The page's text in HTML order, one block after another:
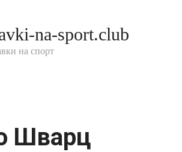
na-sport.club
на спорт
Шварц